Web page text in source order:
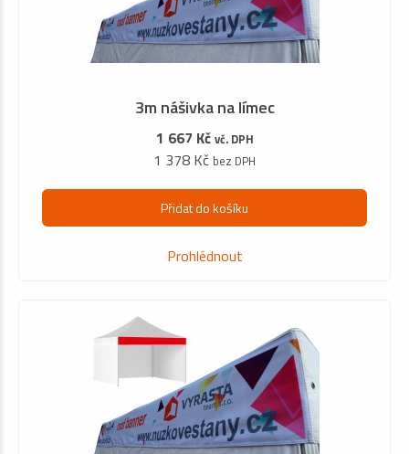
3m nášivka na límec
1 667 Kč vč. DPH
1 378 Kč bez DPH
Přidat do košíku
Prohlédnout